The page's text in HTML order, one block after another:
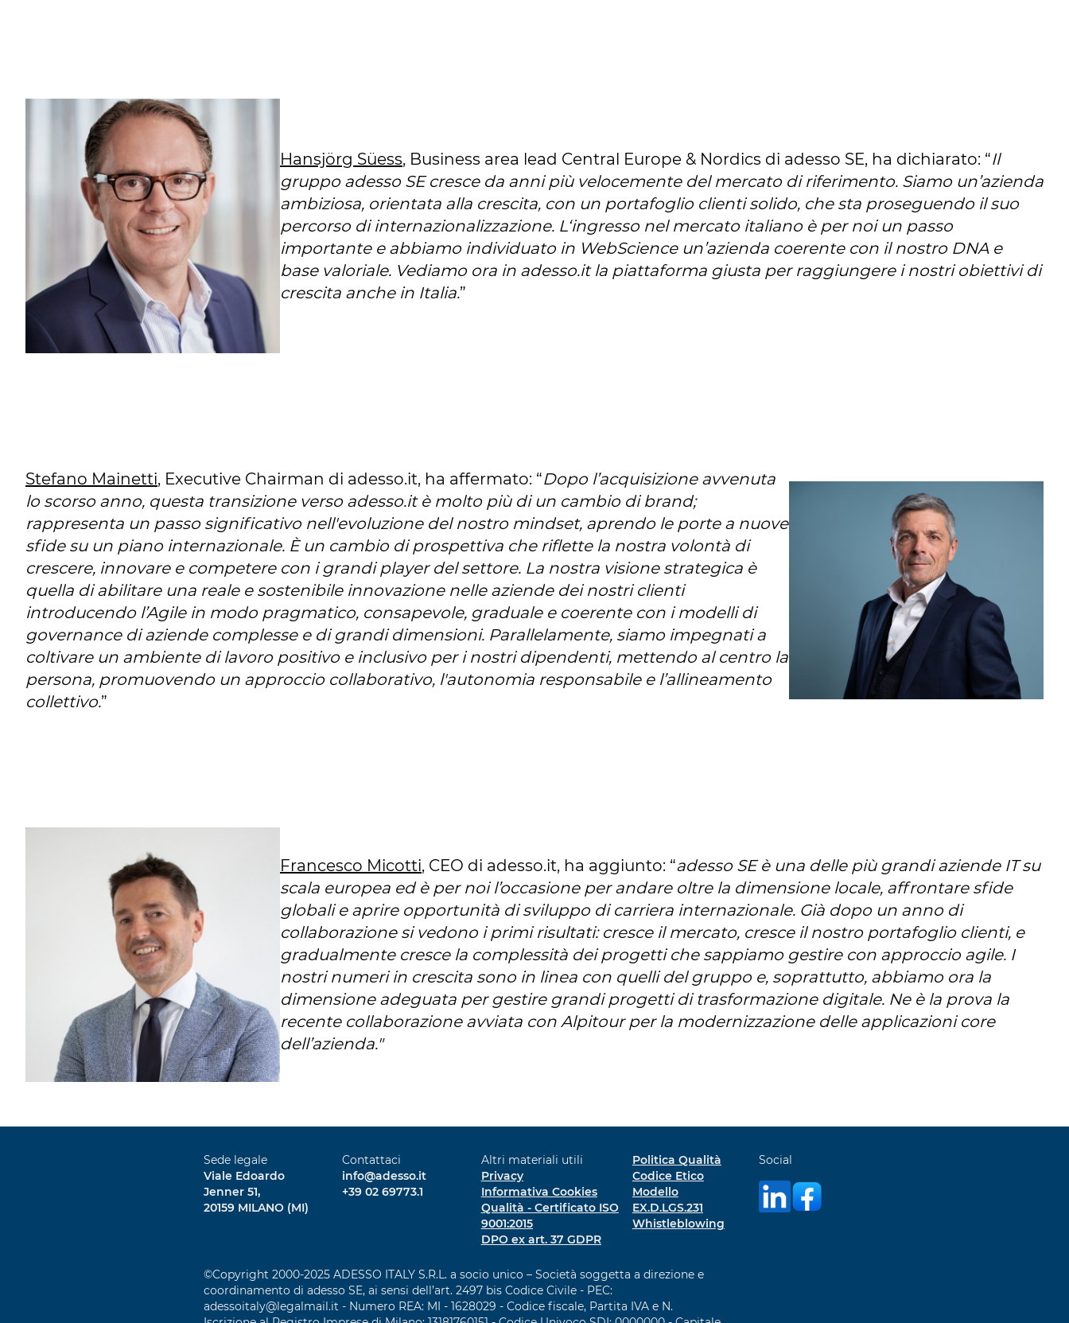
Hansjörg Süess, Business area lead Central Europe & Nordics di adesso SE, ha dichiarato: “Il
gruppo adesso SE cresce da anni più velocemente del mercato di riferimento. Siamo un’azienda
ambiziosa, orientata alla crescita, con un portafoglio clienti solido, che sta proseguendo il suo
percorso di internazionalizzazione. L‘ingresso nel mercato italiano è per noi un passo
importante e abbiamo individuato in WebScience un’azienda coerente con il nostro DNA e
base valoriale. Vediamo ora in adesso.it la piattaforma giusta per raggiungere i nostri obiettivi di
crescita anche in Italia.”
Stefano Mainetti, Executive Chairman di adesso.it, ha affermato: “Dopo l’acquisizione avvenuta
lo scorso anno, questa transizione verso adesso.it è molto più di un cambio di brand;
rappresenta un passo significativo nell'evoluzione del nostro mindset, aprendo le porte a nuove
sfide su un piano internazionale. È un cambio di prospettiva che riflette la nostra volontà di
crescere, innovare e competere con i grandi player del settore. La nostra visione strategica è
quella di abilitare una reale e sostenibile innovazione nelle aziende dei nostri clienti
introducendo l’Agile in modo pragmatico, consapevole, graduale e coerente con i modelli di
governance di aziende complesse e di grandi dimensioni. Parallelamente, siamo impegnati a
coltivare un ambiente di lavoro positivo e inclusivo per i nostri dipendenti, mettendo al centro la
persona, promuovendo un approccio collaborativo, l'autonomia responsabile e l’allineamento
collettivo.”
Francesco Micotti, CEO di adesso.it, ha aggiunto: “adesso SE è una delle più grandi aziende IT su
scala europea ed è per noi l’occasione per andare oltre la dimensione locale, affrontare sfide
globali e aprire opportunità di sviluppo di carriera internazionale. Già dopo un anno di
collaborazione si vedono i primi risultati: cresce il mercato, cresce il nostro portafoglio clienti, e
gradualmente cresce la complessità dei progetti che sappiamo gestire con approccio agile. I
nostri numeri in crescita sono in linea con quelli del gruppo e, soprattutto, abbiamo ora la
dimensione adeguata per gestire grandi progetti di trasformazione digitale. Ne è la prova la
recente collaborazione avviata con Alpitour per la modernizzazione delle applicazioni core
dell’azienda."
Sede legale
Viale Edoardo
Jenner 51,
20159 MILANO (MI)
Contattaci
info@adesso.it
+39 02 69773.1
Altri materiali utili
Privacy
Informativa Cookies
Qualità - Certificato ISO
9001:2015
DPO ex art. 37 GDPR
Politica Qualità
Codice Etico
Modello
EX.D.LGS.231
Whistleblowing
Social
©Copyright 2000-2025 ADESSO ITALY S.R.L. a socio unico – Società soggetta a direzione e
coordinamento di adesso SE, ai sensi dell’art. 2497 bis Codice Civile - PEC:
adessoitaly@legalmail.it - Numero REA: MI - 1628029 - Codice fiscale, Partita IVA e N.